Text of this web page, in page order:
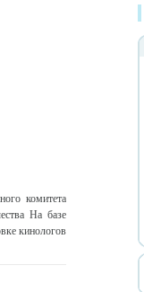
комитета
На базе
кинологов